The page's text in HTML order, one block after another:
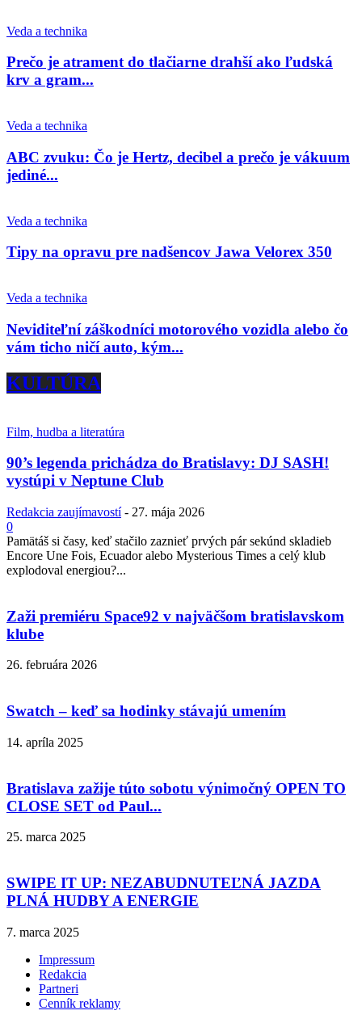
Veda a technika
Prečo je atrament do tlačiarne drahší ako ľudská
krv a gram...
Veda a technika
ABC zvuku: Čo je Hertz, decibel a prečo je vákuum
jediné...
Veda a technika
Tipy na opravu pre nadšencov Jawa Velorex 350
Veda a technika
Neviditeľní záškodníci motorového vozidla alebo čo
vám ticho ničí auto, kým...
KULTÚRA
Film, hudba a literatúra
90’s legenda prichádza do Bratislavy: DJ SASH!
vystúpi v Neptune Club
Redakcia zaujímavostí - 27. mája 2026
0
Pamätáš si časy, keď stačilo zaznieť prvých pár sekúnd skladieb
Encore Une Fois, Ecuador alebo Mysterious Times a celý klub
explodoval energiou?...
Zaži premiéru Space92 v najväčšom bratislavskom
klube
26. februára 2026
Swatch – keď sa hodinky stávajú umením
14. apríla 2025
Bratislava zažije túto sobotu výnimočný OPEN TO
CLOSE SET od Paul...
25. marca 2025
SWIPE IT UP: NEZABUDNUTEĽNÁ JAZDA
PLNÁ HUDBY A ENERGIE
7. marca 2025
Impressum
Redakcia
Partneri
Cenník reklamy